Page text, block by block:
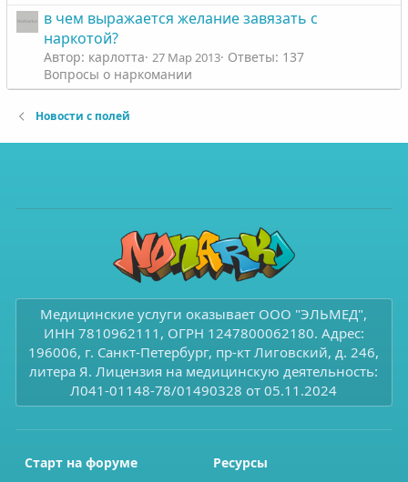
в чем выражается желание завязать с
наркотой?
Автор: карлотта 27 Мар 2013 Ответы: 137
Вопросы о наркомании
Новости с полей
Медицинские услуги оказывает ООО "ЭЛЬМЕД",
ИНН 7810962111, ОГРН 1247800062180. Адрес:
196006, г. Санкт-Петербург, пр-кт Лиговский, д. 246,
литера Я. Лицензия на медицинскую деятельность:
Л041-01148-78/01490328 от 05.11.2024
Старт на форуме
Ресурсы